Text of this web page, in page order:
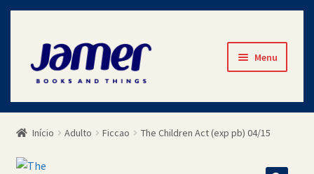
Pular
para
navegação
Pular
para
conteúdo
Menu
Início
Avaliações
Início Adulto Ficcao The Children Act (exp pb) 04/15